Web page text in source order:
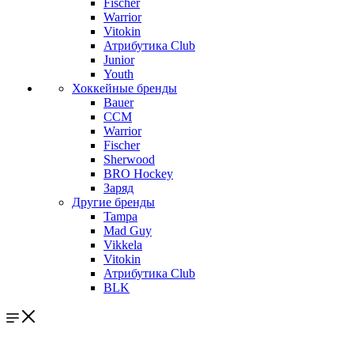
Fischer
Warrior
Vitokin
Атрибутика Club
Junior
Youth
Хоккейные бренды
Bauer
CCM
Warrior
Fischer
Sherwood
BRO Hockey
Заряд
Другие бренды
Tampa
Mad Guy
Vikkela
Vitokin
Атрибутика Club
BLK